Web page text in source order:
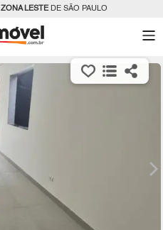
ZONA LESTEDE SÃO PAULO